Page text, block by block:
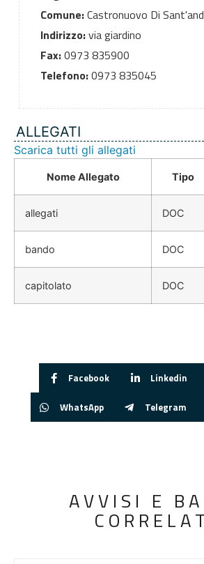
Comune:Castronuovo Di Sant'and
Indirizzo:via giardino
Fax:0973 835900
Telefono:0973 835045
ALLEGATI
Scarica tutti gli allegati
Nome Allegato Tipo
allegati DOC
bando DOC
capitolato DOC
Facebook Linkedin
WhatsApp Telegram
AVVISI E